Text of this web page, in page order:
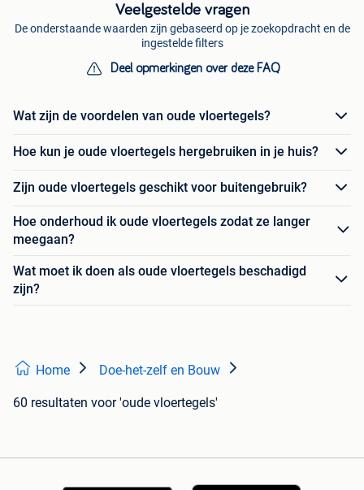
Veelgestelde vragen
De onderstaande waarden zijn gebaseerd op je zoekopdracht en de
ingestelde filters
Deel opmerkingen over deze FAQ
Wat zijn de voordelen van oude vloertegels?
Hoe kun je oude vloertegels hergebruiken in je huis?
Zijn oude vloertegels geschikt voor buitengebruik?
Hoe onderhoud ik oude vloertegels zodat ze langer
meegaan?
Wat moet ik doen als oude vloertegels beschadigd
zijn?
Home Doe-het-zelf en Bouw
60 resultaten voor 'oude vloertegels'